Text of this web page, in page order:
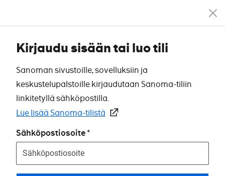
Kirjaudu sisään tai luo tili
Sanoman sivustoille, sovelluksiin ja
keskustelupalstoille kirjaudutaan Sanoma-tiliin
linkitetyllä sähköpostilla.
Lue lisää Sanoma-tilistä
Sähköpostiosoite